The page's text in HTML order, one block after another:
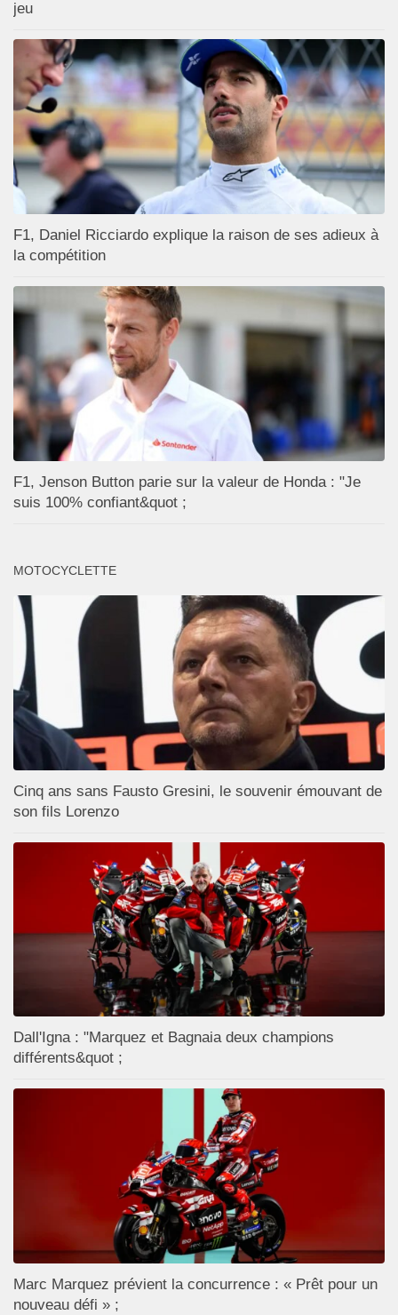
jeu
F1, Daniel Ricciardo explique la raison de ses adieux à
la compétition
F1, Jenson Button parie sur la valeur de Honda : "Je
suis 100% confiant&quot ;
MOTOCYCLETTE
Cinq ans sans Fausto Gresini, le souvenir émouvant de
son fils Lorenzo
Dall'Igna : "Marquez et Bagnaia deux champions
différents&quot ;
Marc Marquez prévient la concurrence : « Prêt pour un
nouveau défi » ;